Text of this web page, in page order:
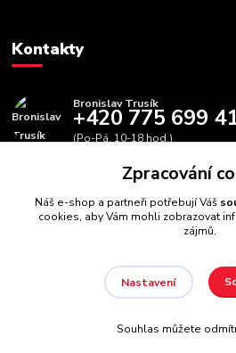
Kontakty
Bronislav Trusík
+420 775 699
(Po-Pá, 10-18 hod.)
info@bbfitness.cz
BBfintess.cz -Fitness doplňky a
Vytvořeno na
Zpracování
Náš e-shop a partneři potřebují Váš
cookies, aby Vám mohli zobrazovat
zájmů.
Nastavení
Souhlas můžete